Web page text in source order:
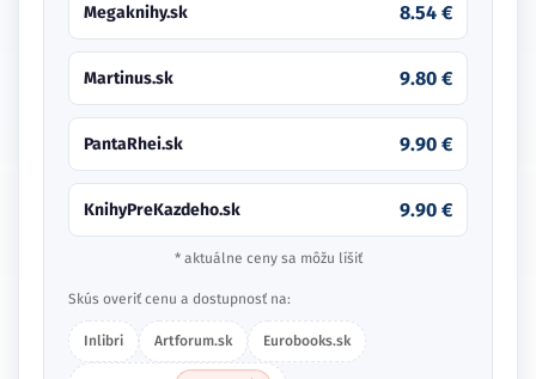
Megaknihy.sk 8.54 €
Martinus.sk 9.80 €
PantaRhei.sk 9.90 €
KnihyPreKazdeho.sk 9.90 €
* aktuálne ceny sa môžu líšiť
Skús overiť cenu a dostupnosť na:
Inlibri Artforum.sk Eurobooks.sk